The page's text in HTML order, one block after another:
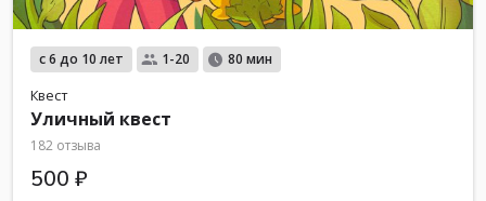
с 6 до 10 лет 1-20 80 мин
Квест
Уличный квест
182 отзыва
500 ₽